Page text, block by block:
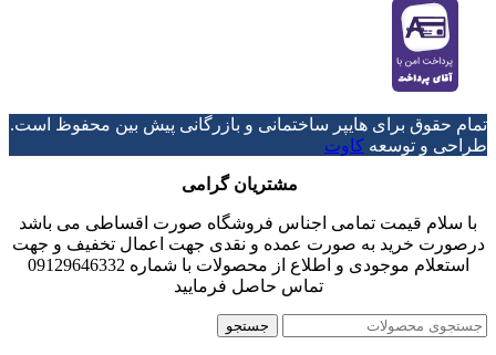
تمام حقوق برای هایپر ساختمانی و بازرگانی پیش بین محفوظ است.
طراحی و توسعه کاوت
مشتریان گرامی
با سلام قیمت تمامی اجناس فروشگاه صورت اقساطی می باشد
درصورت خرید به صورت عمده و نقدی جهت اعمال تخفیف و جهت
استعلام موجودی و اطلاع از محصولات با شماره 09129646332
تماس حاصل فرمایید
جستجو